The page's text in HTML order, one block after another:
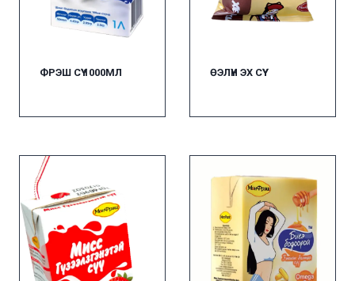
ФРЭШ СҮҮ 1000МЛ ӨЭЛҮН ЭХ СҮҮ